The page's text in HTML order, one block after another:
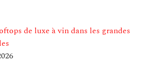
de luxe à vin dans les grandes